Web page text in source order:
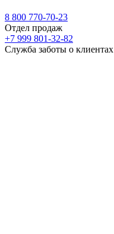
8 800 770-70-23
Отдел продаж
+7 999 801-32-82
Служба заботы о клиентах